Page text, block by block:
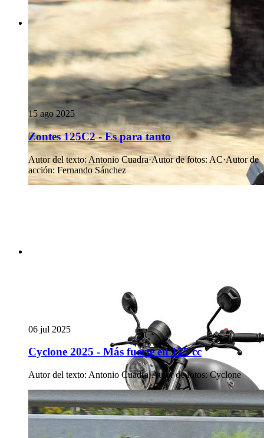
15 ago 2025
Zontes 125C2 - Es para tanto
Autor del texto: Antonio Cuadra·Autor de fotos: AC·Autor de
acción: Fernando Sánchez
06 jul 2025
Cyclone 2025 - Más fuerte en 125 cc
Autor del texto: Antonio Cuadra·Autor de fotos: Cyclone